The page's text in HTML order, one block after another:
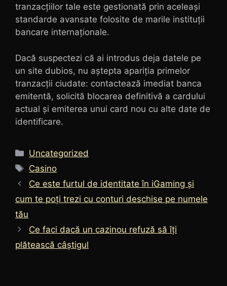
tranzacțiilor tale este gestionată prin aceleași
standarde avansate folosite de marile instituții
bancare internaționale.
Dacă suspectezi că ai introdus deja datele pe
un site dubios, nu aștepta apariția primelor
tranzacții ciudate: contactează imediat banca
emitentă, solicită blocarea definitivă a cardului
actual și emiterea unui card nou cu alte date de
identificare.
Categorii
Uncategorized
Etichete
Casino
Ce este furtul de identitate în iGaming și
cum te poți trezi cu conturi deschise pe numele
tău
Ce faci dacă un cazinou refuză să îți
plătească câștigul